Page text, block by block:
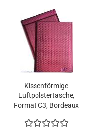
Kissenförmige
Luftpolstertasche,
Format C3, Bordeaux
Stück = 109,50 Euro)